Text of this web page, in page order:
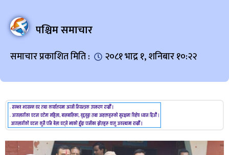
पश्चिम समाचार
समाचार प्रकाशित मिति : २०८१ भाद्र १, शनिबार १०:२२